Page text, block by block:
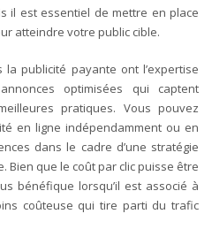
il est essentiel de mettre en place
atteindre votre public cible.
publicité payante ont l’expertise
optimisées qui captent
pratiques. Vous pouvez
en ligne indépendamment ou en
dans le cadre d’une stratégie
Bien que le coût par clic puisse être
bénéfique lorsqu’il est associé à
coûteuse qui tire parti du trafic